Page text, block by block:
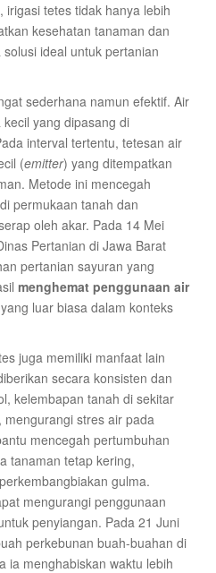
irigasi tetes tidak hanya lebih
kesehatan tanaman dan
ideal untuk pertanian
sederhana namun efektif. Air
yang dipasang di
interval tertentu, tetesan air
(emitter) yang ditempatkan
Metode ini mencegah
permukaan tanah dan
oleh akar. Pada 14 Mei
Pertanian di Jawa Barat
pertanian sayuran yang
menghemat penggunaan air
luar biasa dalam konteks
juga memiliki manfaat lain
secara konsisten dan
kelembapan tanah di sekitar
stres air pada
mencegah pertumbuhan
tanaman tetap kering,
gulma.
mengurangi penggunaan
penyiangan. Pada 21 Juni
perkebunan buah-buahan di
ia menghabiskan waktu lebih